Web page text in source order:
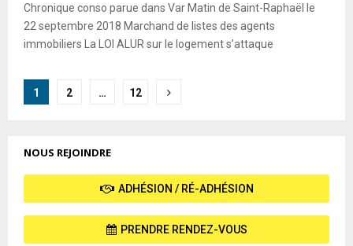
Chronique conso parue dans Var Matin de Saint-Raphaël le
22 septembre 2018 Marchand de listes des agents
immobiliers La LOI ALUR sur le logement s’attaque
Pagination
publications
1 2 … 12
NOUS REJOINDRE
ADHÉSION / RÉ-ADHÉSION
PRENDRE RENDEZ-VOUS